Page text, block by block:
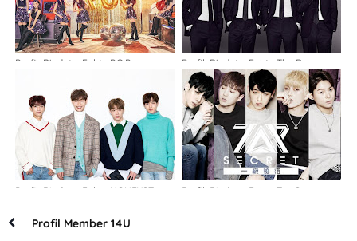
Profil, Biodata, Fakta P.O.P Profil, Biodata, Fakta The Rose
Profil, Biodata, Fakta HONEYST Profil, Biodata, Fakta Top Secret
Profil Member 14U